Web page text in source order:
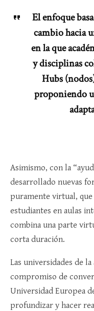
El enfoque
cambio hacia
en la que
y disciplinas
Hubs
proponiendo
Asimismo, con la
desarrollado nuevas
puramente virtual,
estudiantes en aulas
combina una parte
corta duración.
Las universidades de
compromiso de
Universidad Europea
profundizar y hacer